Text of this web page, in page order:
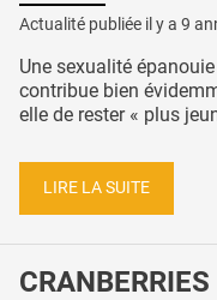
Actualité publiée il y a 9
Une sexualité
contribue bien
elle de rester « plus
LIRE LA SUITE